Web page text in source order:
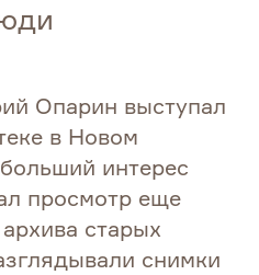
Опарин выступал
в Новом
интерес
просмотр еще
старых
снимки